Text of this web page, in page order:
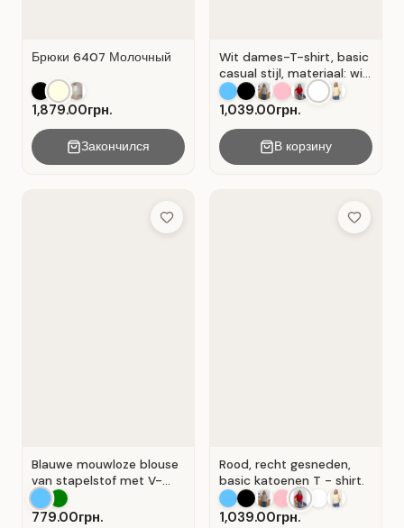
Брюки 6407 Молочный
1,879.00грн.
Закончился
Wit dames-T-shirt, basic
casual stijl, materiaal: wit
Wit.
1,039.00грн.
В корзину
Add to Wish List
Blauwe mouwloze blouse
van stapelstof met V-
hals. Blauw.
779.00грн.
Add to
Rood, recht gesneden,
basic katoenen T - shirt.
1,039.00грн.